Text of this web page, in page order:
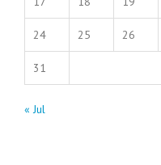
24 25 26
31
« Jul